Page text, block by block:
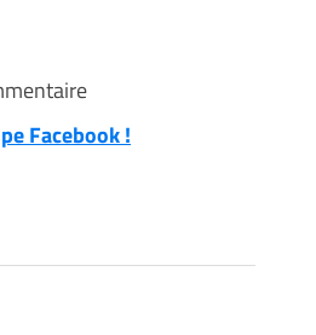
Facebook !